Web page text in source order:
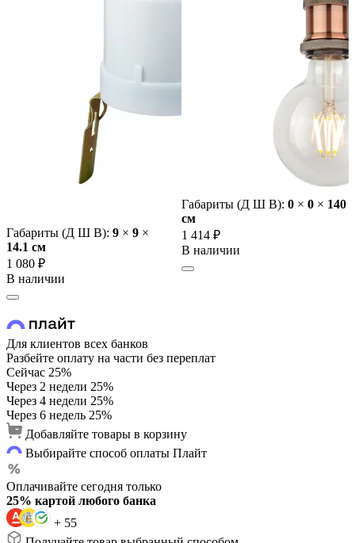
Габариты (Д Ш В): 9 × 9 ×
14.1 cм
1 080 ₽
В наличии
Габариты (Д Ш В): 0 × 0 × 140
cм
1 414 ₽
В наличии
Для клиентов всех банков
Разбейте оплату на части без переплат
Сейчас 25%
Через 2 недели 25%
Через 4 недели 25%
Через 6 недель 25%
Добавляйте товары в корзину
Выбирайте способ оплаты Плайт
Оплачивайте сегодня только
25% картой любого банка
+ 55